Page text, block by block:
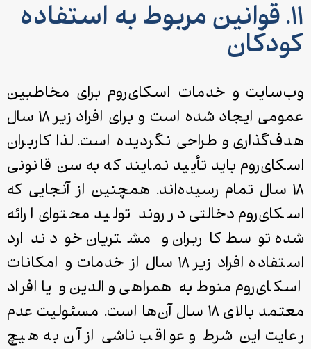
۱۱. قوانین مربوط به استفاده
کودکان
وب‌سایت و خدمات اسکای‌روم برای مخاطبین
عمومی ایجاد شده است و برای افراد زیر ۱۸ سال
هدف‌گذاری و طراحی نگردیده است. لذا کاربران
اسکای‌روم باید تأیید نمایند که به سن قانونی
۱۸ سال تمام رسیده‌اند. همچنین از آنجایی که
اسکای‌روم دخالتی در روند تولید محتوای ارائه‌
شده توسط کاربران و مشتریان خود ندارد
استفاده افراد زیر ۱۸ سال از خدمات و امکانات
اسکای‌روم منوط به همراهی والدین و یا افراد
معتمد بالای ۱۸ سال آن‌ها است. مسئولیت عدم
رعایت این شرط و عواقب ناشی از آن به هیچ